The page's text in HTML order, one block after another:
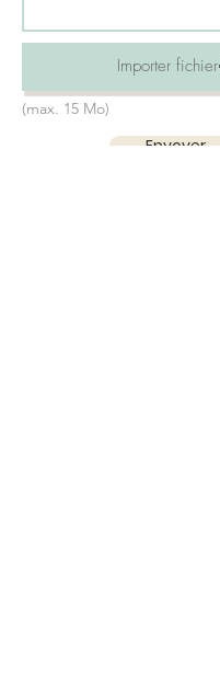
Importer fichier
(max. 15 Mo)
Envoyer